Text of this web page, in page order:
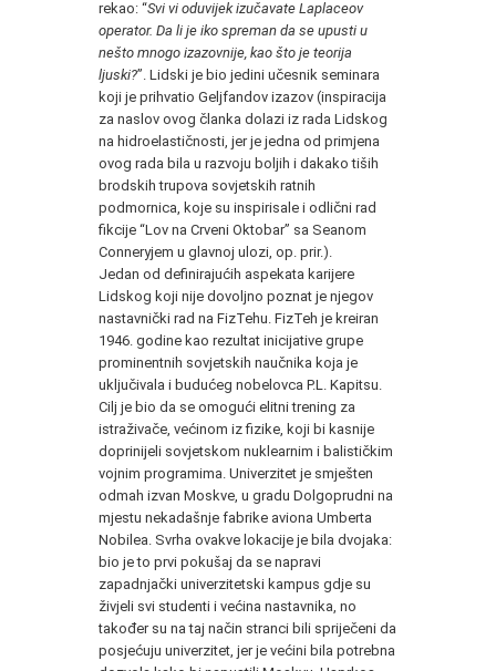
rekao: “Svi vi oduvijek izučavate Laplaceov
operator. Da li je iko spreman da se upusti u
nešto mnogo izazovnije, kao što je teorija
ljuski?”. Lidski je bio jedini učesnik seminara
koji je prihvatio Geljfandov izazov (inspiracija
za naslov ovog članka dolazi iz rada Lidskog
na hidroelastičnosti, jer je jedna od primjena
ovog rada bila u razvoju boljih i dakako tiših
brodskih trupova sovjetskih ratnih
podmornica, koje su inspirisale i odlični rad
fikcije “Lov na Crveni Oktobar” sa Seanom
Conneryjem u glavnoj ulozi, op. prir.).
Jedan od definirajućih aspekata karijere
Lidskog koji nije dovoljno poznat je njegov
nastavnički rad na FizTehu. FizTeh je kreiran
1946. godine kao rezultat inicijative grupe
prominentnih sovjetskih naučnika koja je
uključivala i budućeg nobelovca P.L. Kapitsu.
Cilj je bio da se omogući elitni trening za
istraživače, većinom iz fizike, koji bi kasnije
doprinijeli sovjetskom nuklearnim i balističkim
vojnim programima. Univerzitet je smješten
odmah izvan Moskve, u gradu Dolgoprudni na
mjestu nekadašnje fabrike aviona Umberta
Nobilea. Svrha ovakve lokacije je bila dvojaka:
bio je to prvi pokušaj da se napravi
zapadnjački univerzitetski kampus gdje su
živjeli svi studenti i većina nastavnika, no
također su na taj način stranci bili spriječeni da
posjećuju univerzitet, jer je većini bila potrebna